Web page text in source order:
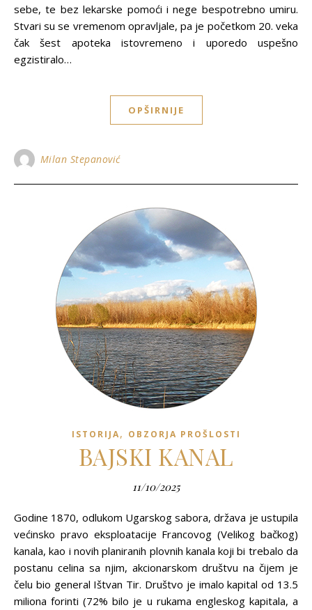
sebe, te bez lekarske pomoći i nege bespotrebno umiru.
Stvari su se vremenom opravljale, pa je početkom 20. veka
čak šest apoteka istovremeno i uporedo uspešno
egzistiralo…
OPŠIRNIJE
Milan Stepanović
ISTORIJA, OBZORJA PROŠLOSTI
BAJSKI KANAL
11/10/2025
Godine 1870, odlukom Ugarskog sabora, država je ustupila
većinsko pravo eksploatacije Francovog (Velikog bačkog)
kanala, kao i novih planiranih plovnih kanala koji bi trebalo da
postanu celina sa njim, akcionarskom društvu na čijem je
čelu bio general Ištvan Tir. Društvo je imalo kapital od 13.5
miliona forinti (72% bilo je u rukama engleskog kapitala, a